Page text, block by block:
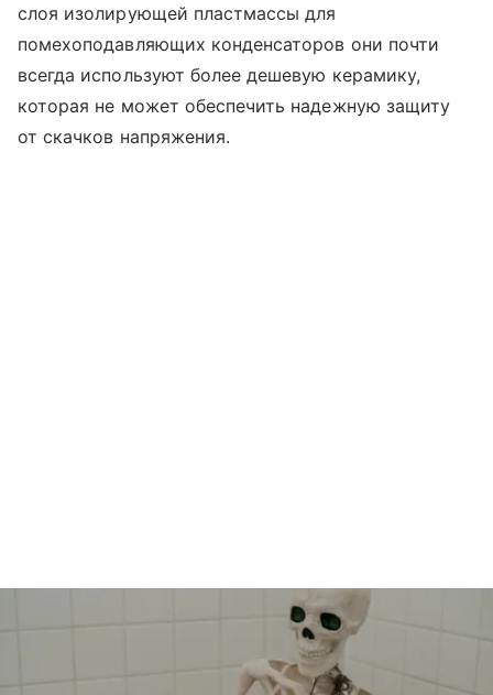
слоя изолирующей пластмассы для
помехоподавляющих конденсаторов они почти
всегда используют более дешевую керамику,
которая не может обеспечить надежную защиту
от скачков напряжения.